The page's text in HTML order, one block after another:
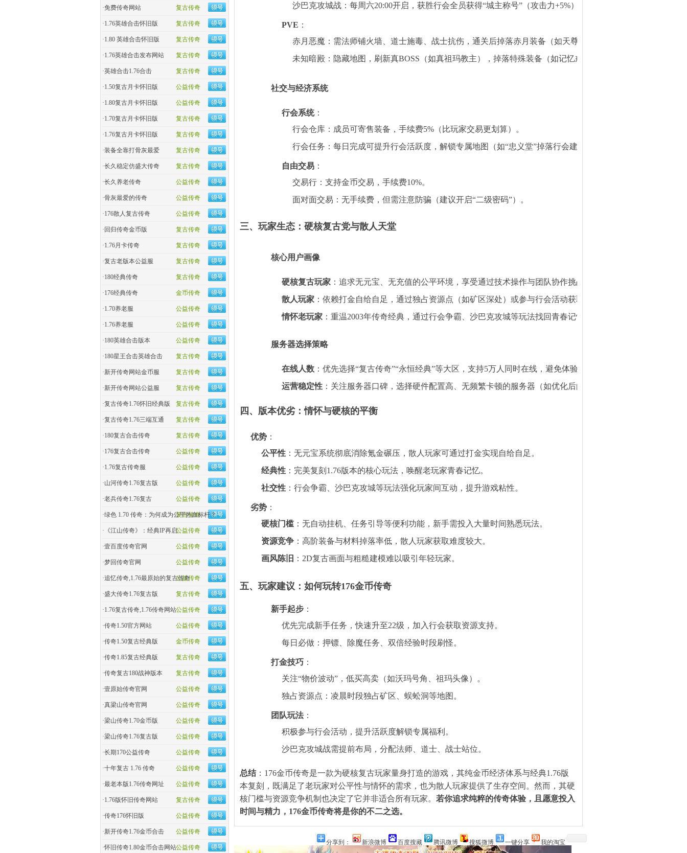
复古传奇
·免费传奇网站
复古传奇
·1.76英雄合击怀旧版
复古传奇
·1.80 英雄合击怀旧版
复古传奇
·1.76英雄合击发布网站
复古传奇
·英雄合击1.76合击
公益传奇
·1.50复古月卡怀旧版
公益传奇
·1.80复古月卡怀旧版
复古传奇
·1.70复古月卡怀旧版
复古传奇
·1.76复古月卡怀旧版
复古传奇
·装备全靠打骨灰最爱
复古传奇
·长久稳定仿盛大传奇
公益传奇
·长久养老传奇
公益传奇
·骨灰最爱的传奇
公益传奇
·176散人复古传奇
复古传奇
· 回归传奇金币版
复古传奇
·1.76月卡传奇
复古传奇
·复古老版本公益服
复古传奇
·180经典传奇
金币传奇
·176经典传奇
公益传奇
·1.70养老服
公益传奇
·1.76养老服
公益传奇
·180英雄合击版本
复古传奇
·180星王合击英雄合击
复古传奇
·新开传奇网站金币服
复古传奇
·新开传奇网站公益服
复古传奇
·复古传奇1.76怀旧经典版
复古传奇
·复古传奇1.76三端互通
复古传奇
·180复古合击传奇
公益传奇
·176复古合击传奇
公益传奇
·1.76复古传奇服
公益传奇
·山河传奇1.76复古版
公益传奇
·老兵传奇1.76复古
复古传奇
·绿色 1.70 传奇：为何成为公平热血标杆？
公益传奇
· 《江山传奇》：经典IP再启
公益传奇
·壹百度传奇官网
公益传奇
·梦回传奇官网
公益传奇
·追忆传奇,1.76最原始的复古传奇
复古传奇
·盛大传奇1.76复古版
公益传奇
·1.76复古传奇,1.76传奇网站
公益传奇
·传奇1.50官方网站
金币传奇
·传奇1.50复古经典版
复古传奇
·传奇1.85复古经典版
复古传奇
·传奇复古180战神版本
公益传奇
·壹原始传奇官网
公益传奇
·真梁山传奇官网
公益传奇
·梁山传奇1.70金币版
公益传奇
·梁山传奇1.76复古版
公益传奇
·长期170公益传奇
公益传奇
·十年复古 1.76 传奇
公益传奇
·最老本版1.76传奇网址
复古传奇
·1.76版怀旧传奇网站
公益传奇
·传奇176怀旧版
公益传奇
·新开传奇1.76金币合击
公益传奇
·怀旧传奇1.80金币合击网站
沙巴克攻城战：每周六20:00开启，获胜行会全员获得“城主称号”（攻击力+5%）与金币奖励（行会仓库分配）
PVE ‌：
赤月恶魔：需法师铺火墙、道士施毒、战士抗伤，通关后掉落赤月装备（如天尊道袍）。
未知暗殿：隐藏地图，刷新真BOSS（如真祖玛教主），掉落特殊装备（如记忆戒指）。
社交与经济系统
行会系统‌：
行会仓库：成员可寄售装备，手续费5%（比玩家交易更划算）。
行会任务：每日完成可提升行会活跃度，解锁专属地图（如“忠义堂”掉落行会建设物资）。
自由交易 ‌：
交易行：支持金币交易，手续费10%。
面对面交易：无手续费，但需注意防骗（建议开启“二级密码”）。
三、玩家生态：硬核复古党与散人天堂
核心用户画像
硬核复古玩家 ‌：追求无元宝、无充值的公平环境，享受通过技术操作与团队协作挑战高难度副本的成就感。
散人玩家 ‌：依赖打金自给自足，通过独占资源点（如矿区深处）或参与行会活动获取收益。
情怀老玩家 ‌：重温2003年传奇经典，通过行会争霸、沙巴克攻城等玩法找回青春记忆。
服务器选择策略
在线人数 ‌：优先选择“复古传奇”“永恒经典”等大区，支持5万人同时在线，避免体验拥堵。
运营稳定性 ‌：关注服务器口碑，选择硬件配置高、无频繁卡顿的服务器（如优化后的2025年度版本）。
四、版本优劣：情怀与硬核的平衡
优势 ‌：
公平性 ‌：无元宝系统彻底消除氪金碾压，散人玩家可通过打金实现自给自足。
经典性 ‌：完美复刻1.76版本的核心玩法，唤醒老玩家青春记忆。
社交性 ‌：行会争霸、沙巴克攻城等玩法强化玩家间互动，提升游戏粘性。
劣势 ‌：
硬核门槛‌：无自动挂机、任务引导等便利功能，新手需投入大量时间熟悉玩法。
资源竞争 ‌：高阶装备与材料掉落率低，散人玩家获取难度较大。
画风陈旧 ‌：2D复古画面与粗糙建模难以吸引年轻玩家。
五、玩家建议：如何玩转176金币传奇
新手起步 ‌：
优先完成新手任务，快速升至22级，加入行会获取资源支持。
每日必做：押镖、除魔任务、双倍经验时段刷怪。
打金技巧 ‌：
关注“物价波动”，低买高卖（如沃玛号角、祖玛头像）。
独占资源点：凌晨时段独占矿区、蜈蚣洞等地图。
团队玩法‌：
积极参与行会活动，提升活跃度解锁专属福利。
沙巴克攻城战需提前布局，分配法师、道士、战士站位。
总结‌：176金币传奇是一款为硬核复古玩家量身打造的游戏，其纯金币经济体系与经典1.76版
本复刻，既满足了老玩家对公平性与情怀的需求，也为散人玩家提供了生存空间。然而，其硬
核门槛与资源竞争机制也决定了它并非适合所有玩家。‌若你追求纯粹的传奇体验，且愿意投入
时间与精力，176金币传奇将是你的不二之选。
分享到： 新浪微博 百度搜藏 腾讯微博 搜狐微博 一键分享 我的淘宝